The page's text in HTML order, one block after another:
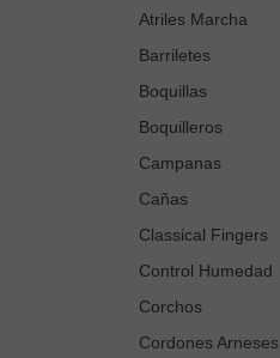
Atriles Marcha
Barriletes
Boquillas
Boquilleros
Campanas
Cañas
Classical Fingers
Control Humedad
Corchos
Cordones Arneses